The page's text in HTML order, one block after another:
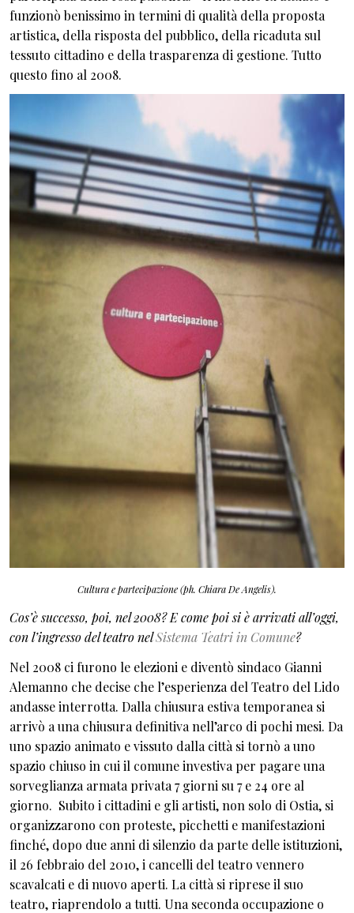
funzionò benissimo in termini di qualità della proposta
artistica, della risposta del pubblico, della ricaduta sul
tessuto cittadino e della trasparenza di gestione. Tutto
questo fino al 2008.
Cultura e partecipazione (ph. Chiara De Angelis).
Cos’è successo, poi, nel 2008? E come poi si è arrivati all’oggi,
con l’ingresso del teatro nelSistema Teatri in Comune?
Nel 2008 ci furono le elezioni e diventò sindaco Gianni
Alemanno che decise che l’esperienza del Teatro del Lido
andasse interrotta. Dalla chiusura estiva temporanea si
arrivò a una chiusura definitiva nell’arco di pochi mesi. Da
uno spazio animato e vissuto dalla città si tornò a uno
spazio chiuso in cui il comune investiva per pagare una
sorveglianza armata privata 7 giorni su 7 e 24 ore al
giorno. Subito i cittadini e gli artisti, non solo di Ostia, si
organizzarono con proteste, picchetti e manifestazioni
finché, dopo due anni di silenzio da parte delle istituzioni,
il 26 febbraio del 2010, i cancelli del teatro vennero
scavalcati e di nuovo aperti. La città si riprese il suo
teatro, riaprendolo a tutti. Una seconda occupazione o